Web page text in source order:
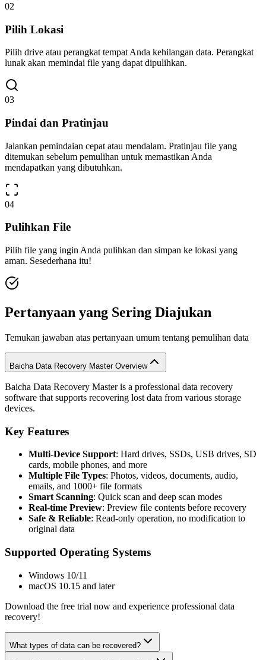
02
Pilih Lokasi
Pilih drive atau perangkat tempat Anda kehilangan data. Perangkat
lunak akan memindai file yang dapat dipulihkan.
03
Pindai dan Pratinjau
Jalankan pemindaian cepat atau mendalam. Pratinjau file yang
ditemukan sebelum pemulihan untuk memastikan Anda
mendapatkan yang dibutuhkan.
04
Pulihkan File
Pilih file yang ingin Anda pulihkan dan simpan ke lokasi yang
aman. Sesederhana itu!
Pertanyaan yang Sering Diajukan
Temukan jawaban atas pertanyaan umum tentang pemulihan data
Baicha Data Recovery Master Overview
Baicha Data Recovery Master is a professional data recovery
software that supports recovering lost data from various storage
devices.
Key Features
Multi-Device Support: Hard drives, SSDs, USB drives, SD
cards, mobile phones, and more
Multiple File Types: Photos, videos, documents, audio,
emails, and 1000+ file formats
Smart Scanning: Quick scan and deep scan modes
Real-time Preview: Preview file contents before recovery
Safe & Reliable: Read-only operation, no modification to
original data
Supported Operating Systems
Windows 10/11
macOS 10.15 and later
Download the free trial now and experience professional data
recovery!
What types of data can be recovered?